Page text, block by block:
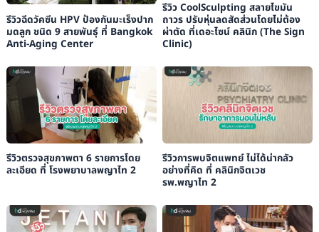
รีวิวฉีดวัคซีน HPV ป้องกันมะเร็งปาก
มดลูก ชนิด 9 สายพันธุ์ ที่ Bangkok
Anti-Aging Center
รีวิว CoolSculpting สลายไขมัน
ถาวร ปรับหุ่นลดสัดส่วนโดยไม่ต้อง
ผ่าตัด ที่เดอะไซน์ คลินิก (The Sign
Clinic)
รีวิวตรวจสุขภาพตา 6 รายการโดย
ละเอียด ที่ โรงพยาบาลพญาไท 2
รีวิวการพบจิตแพทย์ ไม่ได้น่ากลัว
อย่างที่คิด ที่ คลินิกจิตเวช
รพ.พญาไท 2